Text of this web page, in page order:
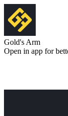
Gold's Arm
Open in app for